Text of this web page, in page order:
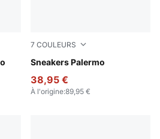
Gum
7 COULEURS
Sneakers Palermo
Rosy Outlook-Gum
38,95 €
À l'origine:89,95 €